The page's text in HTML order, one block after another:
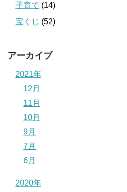
子育て (14)
宝くじ (52)
アーカイブ
2021年
12月
11月
10月
9月
7月
6月
2020年